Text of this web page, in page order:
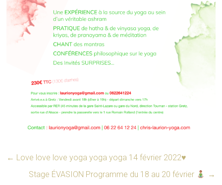
← Love love love yoga yoga yoga 14 février 2022♥️
Stage ÉVASION Programme du 18 au 20 février
→